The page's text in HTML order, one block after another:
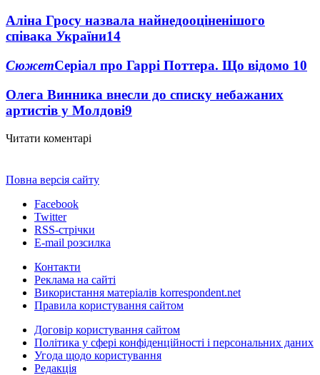
Аліна Гросу назвала найнедооціненішого
співака України14
СюжетСеріал про Гаррі Поттера. Що відомо 10
Олега Винника внесли до списку небажаних
артистів у Молдові9
Читати коментарі
Повна версія сайту
Facebook
Twitter
RSS-стрічки
E-mail розсилка
Контакти
Реклама на сайті
Використання матеріалів korrespondent.net
Правила користування сайтом
Договір користування сайтом
Політика у сфері конфіденційності і персональних даних
Угода щодо користування
Редакція